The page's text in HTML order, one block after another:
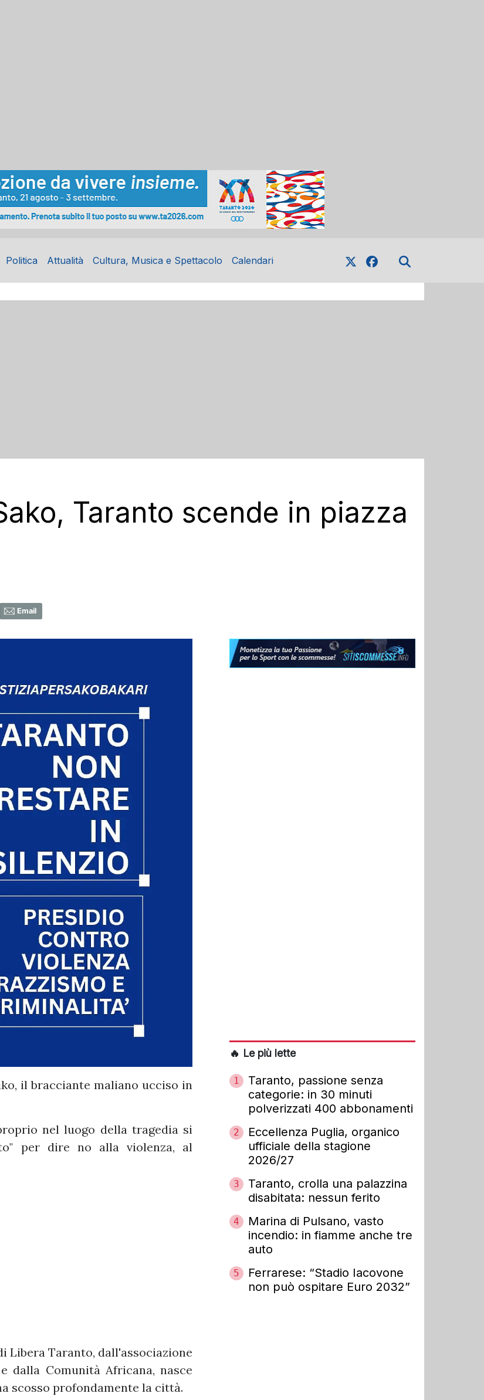
Politica Attualità Cultura, Musica e Spettacolo Calendari
Taranto scende in piazza
Email
il bracciante maliano ucciso in
nel luogo della tragedia si
per dire no alla violenza, al
Libera Taranto, dall'associazione
dalla Comunità Africana, nasce
scosso profondamente la città.
🔥 Le più lette
1
Taranto, passione senza
categorie: in 30 minuti
polverizzati 400 abbonamenti
2
Eccellenza Puglia, organico
ufficiale della stagione
2026/27
3
Taranto, crolla una palazzina
disabitata: nessun ferito
4
Marina di Pulsano, vasto
incendio: in fiamme anche tre
auto
5
Ferrarese: “Stadio Iacovone
non può ospitare Euro 2032”